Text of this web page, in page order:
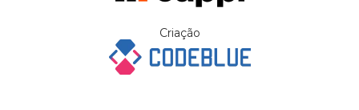
Criação